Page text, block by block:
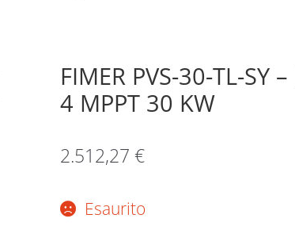
FIMER PVS-30-TL-SY
4 MPPT 30 KW
2.512,27 €
Esaurito